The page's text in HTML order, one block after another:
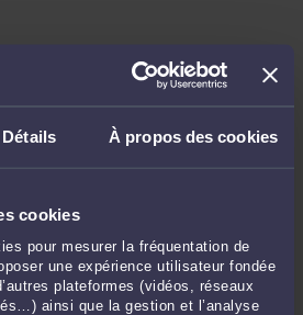
Détails À propos des cookies
cookies
pour mesurer la fréquentation de
une expérience utilisateur fondée
plateformes (vidéos, réseaux
ainsi que la gestion et l’analyse
ENVOYER
le premier